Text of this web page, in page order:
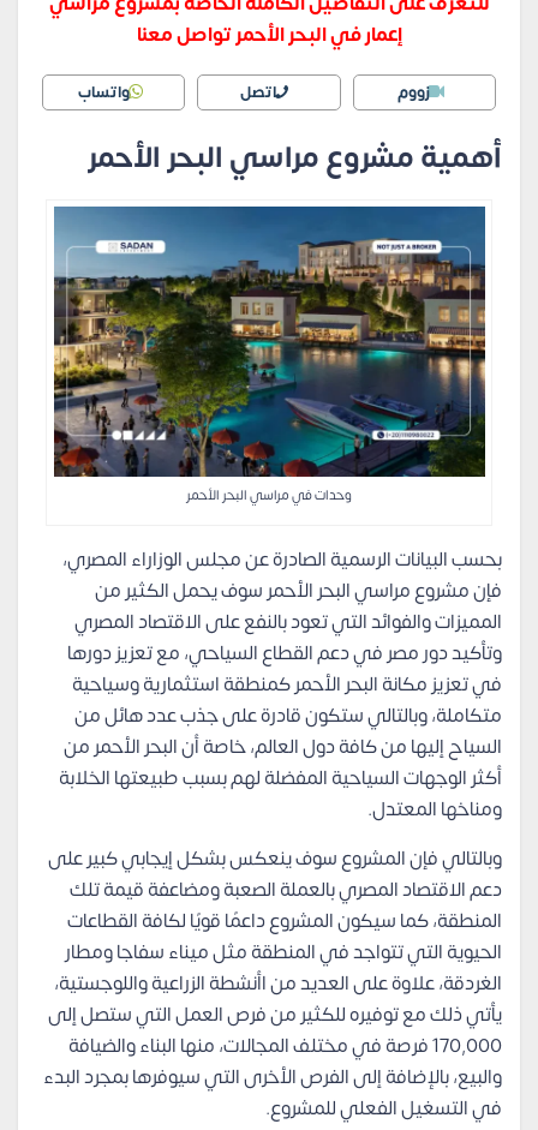
إعمار في البحر الأحمر تواصل معنا
زووم اتصل واتساب
أهمية مشروع مراسي البحر الأحمر
وحدات في مراسي البحر الأحمر
بحسب البيانات الرسمية الصادرة عن مجلس الوزاراء المصري،
فإن مشروع مراسي البحر الأحمر سوف يحمل الكثير من
المميزات والفوائد التي تعود بالنفع على الاقتصاد المصري
وتأكيد دور مصر في دعم القطاع السياحي، مع تعزيز دورها
في تعزيز مكانة البحر الأحمر كمنطقة استثمارية وسياحية
متكاملة، وبالتالي ستكون قادرة على جذب عدد هائل من
السياح إليها من كافة دول العالم، خاصة أن البحر الأحمر من
أكثر الوجهات السياحية المفضلة لهم بسبب طبيعتها الخلابة
ومناخها المعتدل.
وبالتالي فإن المشروع سوف ينعكس بشكل إيجابي كبير على
دعم الاقتصاد المصري بالعملة الصعبة ومضاعفة قيمة تلك
المنطقة، كما سيكون المشروع داعمًا قويًا لكافة القطاعات
الحيوية التي تتواجد في المنطقة مثل ميناء سفاجا ومطار
الغردقة، علاوة على العديد من اأنشطة الزراعية واللوجستية،
يأتي ذلك مع توفيره للكثير من فرص العمل التي ستصل إلى
170,000 فرصة في مختلف المجالات، منها البناء والضيافة
والبيع، بالإضافة إلى الفرص الأخرى التي سيوفرها بمجرد البدء
في التسغيل الفعلي للمشروع.